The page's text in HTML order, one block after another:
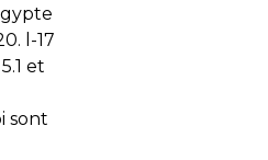
l-17
et
sont